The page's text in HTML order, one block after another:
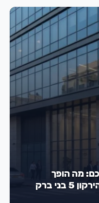
מה הופך
משרדים להשכרה ברחוב הירקון 5 בני ברק